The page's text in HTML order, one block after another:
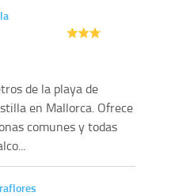
de la playa de
en Mallorca. Ofrece
comunes y todas